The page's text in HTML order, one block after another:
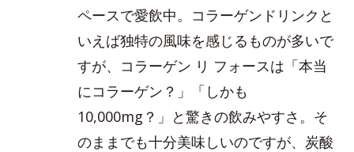
ペースで愛飲中。コラーゲンドリンクと
いえば独特の風味を感じるものが多いで
すが、コラーゲン リ フォースは「本当
にコラーゲン？」「しかも
10,000mg？」と驚きの飲みやすさ。そ
のままでも十分美味しいのですが、炭酸